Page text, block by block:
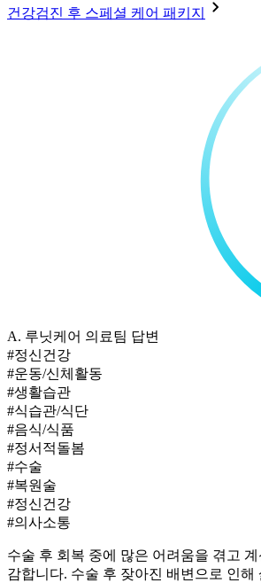
건강검진 후 스페셜 케어 패키지
A. 루닛케어 의료팀 답변
#정신건강
#운동/신체활동
#생활습관
#식습관/식단
#음식/식품
#정서적돌봄
#수술
#복원술
#정신건강
#의사소통
수술 후 회복 중에 많은 어려움을 겪고
감합니다. 수술 후 잦아진 배변으로 인해